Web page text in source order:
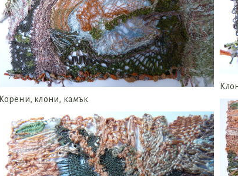
Корени, клони, камък